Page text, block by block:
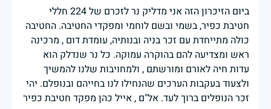
ביום הזיכרון הזה אני מדליק נר לזכרם של 224 חללי
חטיבת כפיר, בשמי ובשם לוחמי ומפקדי החטיבה. החטיבה
כולה מתייחדת עם זכר בניה ובנותיה, עומדת דום , מרכינה
ראש ומצדיעה להם בהוקרה עמוקה. כל נר שנדלק הוא
עדות חיה לאורם ומורשתם , ולמחויבות שלנו להמשיך
ולצעוד בעקבות הערכים שהנחילו לנו בחייהם ובנופלם. יהי
זכר הנופלים ברוך לעד. אל"ם , אייל כהן מפקד חטיבת כפיר